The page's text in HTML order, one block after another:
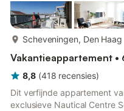
Scheveningen, Den Haag
Vakantieappartement •
8,8 (418 recensies)
Dit verfijnde appartement
exclusieve Nautical Centre